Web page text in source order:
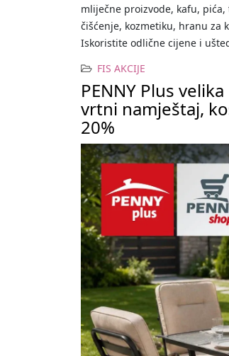
mliječne proizvode, kafu,
čišćenje, kozmetiku, hranu za
Iskoristite odlične cijene i
FIS AKCIJE
PENNY Plus
vrtni namještaj,
20%